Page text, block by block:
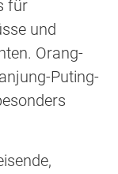
für
und
Orang-
Puting-